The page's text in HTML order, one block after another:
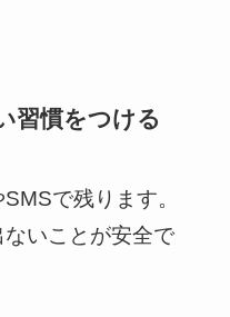
習慣をつける
で残ります。
いことが安全で